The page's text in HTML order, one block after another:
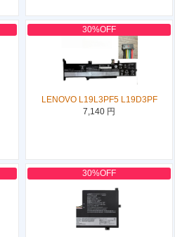
30%OFF
LENOVO L19L3PF5 L19D3PF
7,140 円
30%OFF